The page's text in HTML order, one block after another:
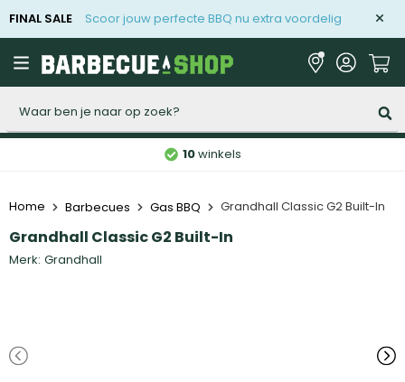
FINAL SALE Scoor jouw perfecte BBQ nu extra voordelig
10winkels
Home Barbecues Gas BBQ Grandhall Classic G2 Built-In
Grandhall Classic G2 Built-In
Merk: Grandhall